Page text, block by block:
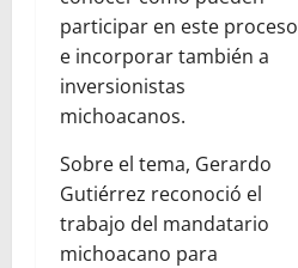
participar en este proceso
e incorporar también a
inversionistas
michoacanos.
Sobre el tema, Gerardo
Gutiérrez reconoció el
trabajo del mandatario
michoacano para